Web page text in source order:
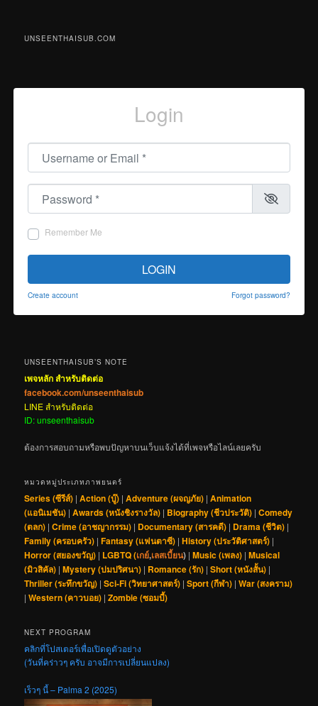
UNSEENTHAISUB.COM
Login
Username or Email
Password
Remember Me
LOGIN
Create account Forgot password?
UNSEENTHAISUB’S NOTE
เพจหลัก สำหรับติดต่อ
facebook.com/unseenthaisub
LINE สำหรับติดต่อ
ID: unseenthaisub
ต้องการสอบถามหรือพบปัญหาบนเว็บแจ้งได้ที่เพจหรือไลน์เลยครับ
หมวดหมู่ประเภทภาพยนตร์
Series (ซีรีส์) |Action (บู๊) |Adventure (ผจญภัย) |Animation
(แอนิเมชัน) |Awards (หนังชิงรางวัล) | Biography (ชีวประวัติ) |Comedy
(ตลก) |Crime (อาชญากรรม) | Documentary (สารคดี) | Drama (ชีวิต) |
Family (ครอบครัว) |Fantasy (แฟนตาซี) |History (ประวัติศาสตร์) |
Horror (สยองขวัญ) | LGBTQ (เกย์,เลสเบี้ยน) |Music (เพลง) |Musical
(มิวสิคัล) |Mystery (ปมปริศนา) | Romance (รัก) |Short (หนังสั้น) |
Thriller (ระทึกขวัญ) |Sci-Fi (วิทยาศาสตร์) |Sport (กีฬา) |War (สงคราม)
|Western (คาวบอย) |Zombie (ซอมบี้)
NEXT PROGRAM
คลิกที่โปสเตอร์เพื่อเปิดดูตัวอย่าง
(วันที่คร่าวๆ ครับ อาจมีการเปลี่ยนแปลง)
เร็วๆ นี้ – Palma 2 (2025)